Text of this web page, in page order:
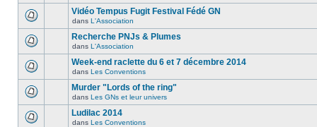
Vidéo Tempus Fugit Festival Fédé GN
dans L'Association
Recherche PNJs & Plumes
dans L'Association
Week-end raclette du 6 et 7 décembre 2014
dans Les Conventions
Murder "Lords of the ring"
dans Les GNs et leur univers
Ludilac 2014
dans Les Conventions